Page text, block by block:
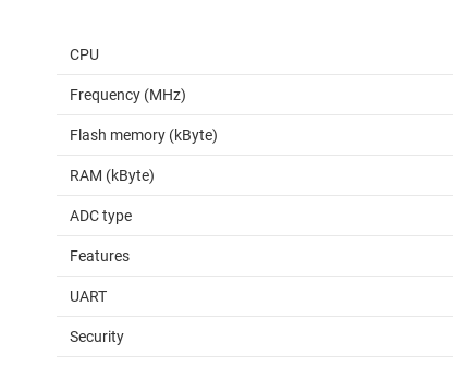
CPU
Frequency (MHz)
Flash memory (kByte)
RAM (kByte)
ADC type
Features
UART
Security